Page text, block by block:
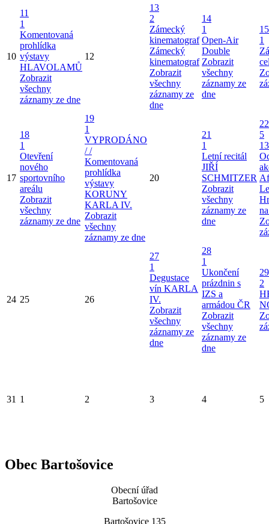
10
11
1
Komentovaná
prohlídka
výstavy
HLAVOLAMŮ
Zobrazit
všechny
záznamy ze dne
12
13
2
Zámecký
kinematograf
Zámecký
kinematograf
Zobrazit
všechny
záznamy ze
dne
14
1
Open-Air
Double
Zobrazit
všechny
záznamy ze
dne
15
1
17
18
1
Otevření
nového
sportovního
areálu
Zobrazit
všechny
záznamy ze dne
19
1
VYPRODÁNO
/ /
Komentovaná
prohlídka
výstavy
KORUNY
KARLA IV.
Zobrazit
všechny
záznamy ze dne
20
21
1
Letní recitál
JIŘÍ
SCHMITZER
Zobrazit
všechny
záznamy ze
dne
22
5
24 25 26
27
1
Degustace
vín KARLA
IV.
Zobrazit
všechny
záznamy ze
dne
28
1
Ukončení
prázdnin s
IZS a
armádou ČR
Zobrazit
všechny
záznamy ze
dne
29
2
31 1 2 3 4 5
Obec Bartošovice
Obecní úřad
Bartošovice
Bartošovice 135